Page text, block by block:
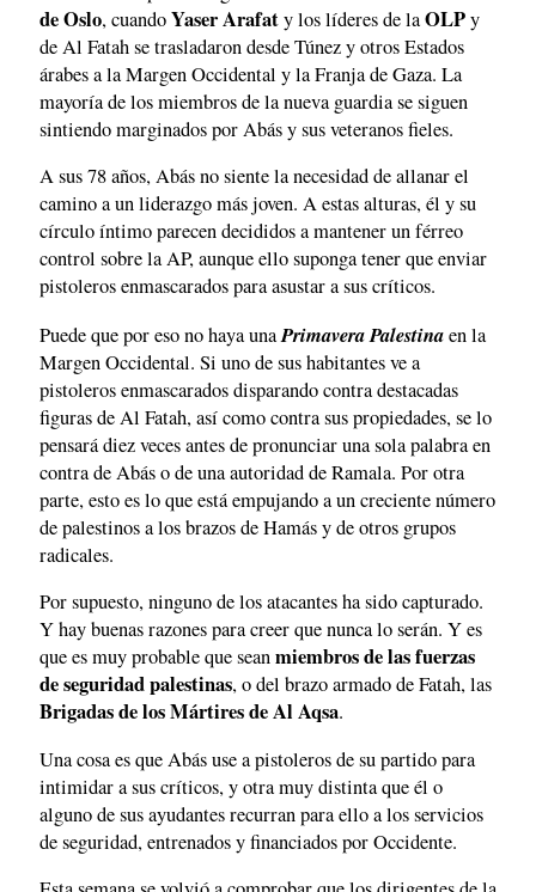
de Oslo, cuandoYaser Arafaty los líderes de laOLPy
de Al Fatah se trasladaron desde Túnez y otros Estados
árabes a la Margen Occidental y la Franja de Gaza. La
mayoría de los miembros de la nueva guardia se siguen
sintiendo marginados por Abás y sus veteranos fieles.
A sus 78 años, Abás no siente la necesidad de allanar el
camino a un liderazgo más joven. A estas alturas, él y su
círculo íntimo parecen decididos a mantener un férreo
control sobre la AP, aunque ello suponga tener que enviar
pistoleros enmascarados para asustar a sus críticos.
Puede que por eso no haya unaPrimavera Palestinaen la
Margen Occidental. Si uno de sus habitantes ve a
pistoleros enmascarados disparando contra destacadas
figuras de Al Fatah, así como contra sus propiedades, se lo
pensará diez veces antes de pronunciar una sola palabra en
contra de Abás o de una autoridad de Ramala. Por otra
parte, esto es lo que está empujando a un creciente número
de palestinos a los brazos de Hamás y de otros grupos
radicales.
Por supuesto, ninguno de los atacantes ha sido capturado.
Y hay buenas razones para creer que nunca lo serán. Y es
que es muy probable que seanmiembros de las fuerzas
de seguridad palestinas, o del brazo armado de Fatah, las
Brigadas de los Mártires de Al Aqsa.
Una cosa es que Abás use a pistoleros de su partido para
intimidar a sus críticos, y otra muy distinta que él o
alguno de sus ayudantes recurran para ello a los servicios
de seguridad, entrenados y financiados por Occidente.